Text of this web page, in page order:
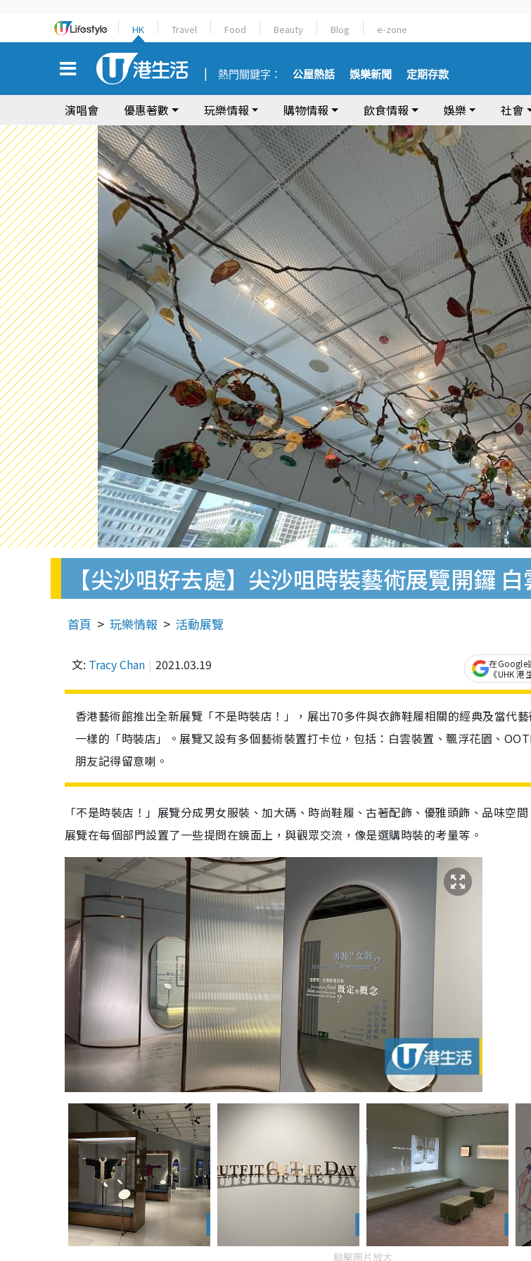
HK Travel Food Beauty Blog e-zone
熱門關鍵字： 公屋熱話 娛樂新聞 定期存款
演唱會 優惠著數 玩樂情報 購物情報 飲食情報 娛樂 社會
【尖沙咀好去處】尖沙咀時裝藝術展覽開鑼
首頁 玩樂情報 活動展覽
文: Tracy Chan 2021.03.19
在Google
《UHK 港
香港藝術館推出全新展覽「不是時裝店！」，展出70多件與衣飾鞋履相關的經典及當代
一樣的「時裝店」。展覽又設有多個藝術裝置打卡位，包括：白雲裝置、飄浮花園、
朋友記得留意喇。
「不是時裝店！」展覽分成男女服裝、加大碼、時尚鞋履、古著配飾、優雅頭飾、品味空
展覽在每個部門設置了一些提問在鏡面上，與觀眾交流，像是選購時裝的考量等。
點擊圖片放大